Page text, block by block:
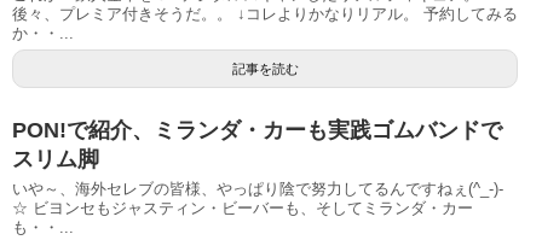
後々、プレミア付きそうだ。。 ↓コレよりかなりリアル。 予約してみる
か・・...
記事を読む
PON!で紹介、ミランダ・カーも実践ゴムバンドで
スリム脚
いや～、海外セレブの皆様、やっぱり陰で努力してるんですねぇ(^_-)-
☆ ビヨンセもジャスティン・ビーバーも、そしてミランダ・カー
も・・...